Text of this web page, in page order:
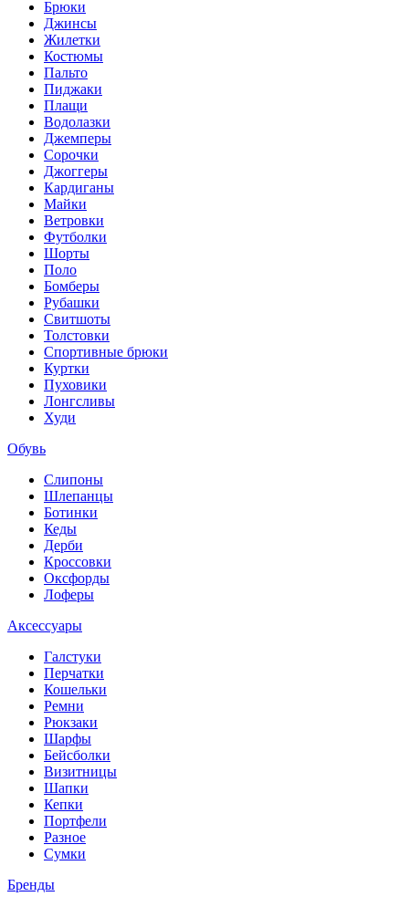
Брюки
Джинсы
Жилетки
Костюмы
Пальто
Пиджаки
Плащи
Водолазки
Джемперы
Сорочки
Джоггеры
Кардиганы
Майки
Ветровки
Футболки
Шорты
Поло
Бомберы
Рубашки
Свитшоты
Толстовки
Спортивные брюки
Куртки
Пуховики
Лонгсливы
Худи
Обувь
Слипоны
Шлепанцы
Ботинки
Кеды
Дерби
Кроссовки
Оксфорды
Лоферы
Аксессуары
Галстуки
Перчатки
Кошельки
Ремни
Рюкзаки
Шарфы
Бейсболки
Визитницы
Шапки
Кепки
Портфели
Разное
Сумки
Бренды